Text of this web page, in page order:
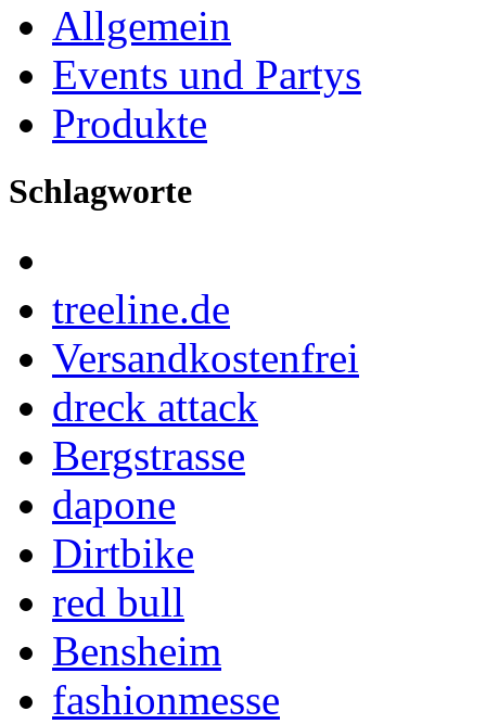
Allgemein
Events und Partys
Produkte
Schlagworte
treeline.de
Versandkostenfrei
dreck attack
Bergstrasse
dapone
Dirtbike
red bull
Bensheim
fashionmesse